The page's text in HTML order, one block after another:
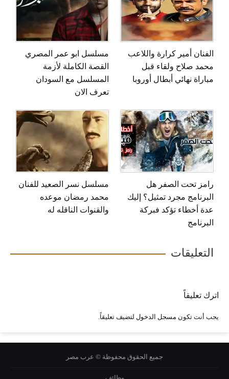
الفنان أمير كرارة واللاعب
محمد صلاح ولقاء قبل
مباراة نهائي أبطال أوروبا
مسلسل ابو عمر المصري
القصة الكاملة لأزمة
المسلسل مع السودان
تعرف الان
رامز تحت الصفر هل
البرنامج مجرد تمثيل؟ إليك
عدة أخطاء تؤكد فبركة
البرنامج
مسلسل نسر الصعيد للفنان
محمد رمضان موعده
والقنوات الناقله له
التعليقات
اترك تعليقاً
يجب أنت تكون مسجل الدخول لتضيف تعليقاً.
جميع الحقوق محفوظة © عرب مصر